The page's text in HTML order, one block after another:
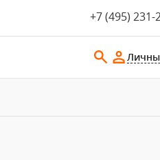
+7 (495) 231-